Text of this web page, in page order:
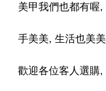
美甲我們也都有喔
手美美, 生活也美
歡迎各位客人選購